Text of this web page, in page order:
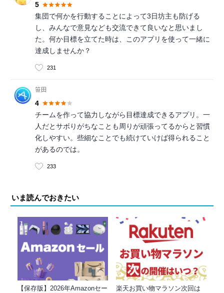
5
集団で何かを行動することによって3日坊主も防げる
し、みんなで意見なども交流できて良いなと思いまし
た。何か目標を立てた時は、このアプリを使って一緒に
達成しませんか？
231
笹田
4
チームを作って協力しながら目標達成できるアプリ。一
人だとサボりがちなことも周りが頑張ってるからと習慣
化しやすい。些細なことでも続けていけば得られること
があるのでは。
233
いま読んでおきたい
【保存版】2026年Amazonセー
楽天お買い物マラソン次回は